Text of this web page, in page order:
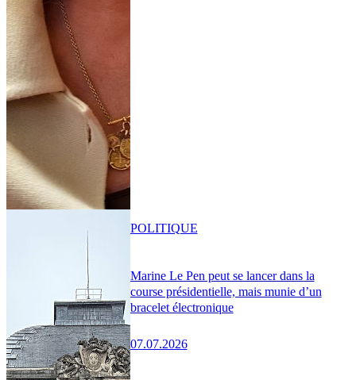
Marine Le Pen peut se lancer dans la
course présidentielle, mais munie d’un
bracelet électronique
07.07.2026
POLITIQUE